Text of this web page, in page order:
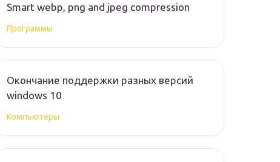
Smart webp, png and jpeg compression
Программы
Окончание поддержки разных версий
windows 10
Компьютеры